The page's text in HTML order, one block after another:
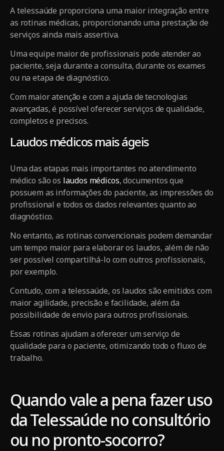
A telessaúde proporciona uma maior integração entre
as rotinas médicas, proporcionando uma prestação de
serviços ainda mais assertiva.
Uma equipe maior de profissionais pode atender ao
paciente, seja durante a consulta, durante os exames
ou na etapa de diagnóstico.
Com maior atenção e com a ajuda de tecnologias
avançadas, é possível oferecer serviços de qualidade,
completos e precisos.
Laudos médicos mais ágeis
Uma das etapas mais importantes no atendimento
médico são os laudos médicos, documentos que
possuem as informações do paciente, as impressões do
profissional e todos os dados relevantes quanto ao
diagnóstico.
No entanto, as rotinas convencionais podem demandar
um tempo maior para elaborar os laudos, além de não
ser possível compartilhá-lo com outros profissionais,
por exemplo.
Contudo, com a telessaúde, os laudos são emitidos com
maior agilidade, precisão e facilidade, além da
possibilidade de envio para outros profissionais.
Essas rotinas ajudam a oferecer um serviço de
qualidade para o paciente, otimizando todo o fluxo de
trabalho.
Quando vale a pena fazer uso
da Telessaúde no consultório
ou no pronto-socorro?